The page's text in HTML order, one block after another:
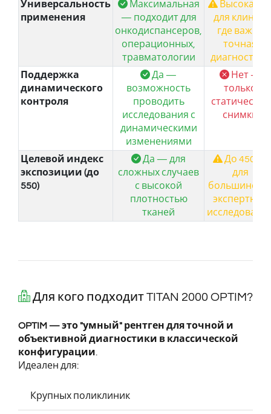
Универсальность
применения
Максимальная
— подходит для
онкодиспансеров,
операционных,
травматологии
Высокая
для клиник,
где важна
точная
диагностика
Поддержка
динамического
контроля
Да —
возможность
проводить
исследования с
динамическими
изменениями
Нет —
только
статические
снимки
Целевой индекс
экспозиции (до
550)
Да — для
сложных случаев
с высокой
плотностью
тканей
До 450 —
для
экспертных
Для кого подходит TITAN 2000 OPTIM?
OPTIM — это "умный" рентген для точной и
объективной диагностики в классической
конфигурации
Идеален для:
Крупных поликлиник